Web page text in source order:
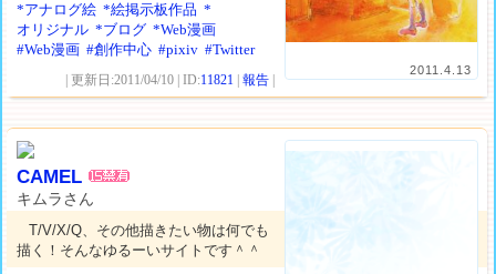
2011.4.13
*アナログ絵 *絵掲示板作品 *
オリジナル *ブログ *Web漫画
#Web漫画 #創作中心 #pixiv #Twitter
| 更新日:2011/04/10 | ID:11821 |報告
CAMEL
キムラさん
T/V/X/Q、その他描きたい物は何でも
描く！そんなゆるーいサイトです＾＾